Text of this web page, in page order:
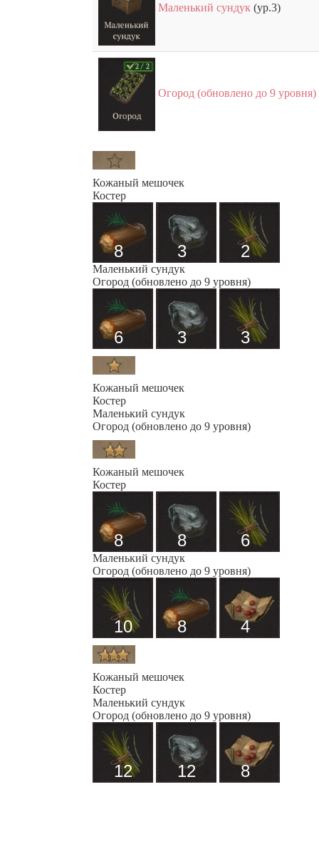
Маленький сундук (ур.3)
Огород (обновлено до 9 уровня)
Кожаный мешочек
Костер
8 3 2
Маленький сундук
Огород (обновлено до 9 уровня)
6 3 3
Кожаный мешочек
Костер
Маленький сундук
Огород (обновлено до 9 уровня)
Кожаный мешочек
Костер
8 8 6
Маленький сундук
Огород (обновлено до 9 уровня)
10 8 4
Кожаный мешочек
Костер
Маленький сундук
Огород (обновлено до 9 уровня)
12 12 8